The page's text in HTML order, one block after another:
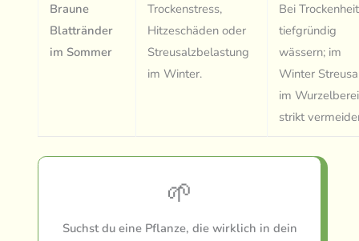
Braune
Blattränder
im Sommer
Trockenstress,
Hitzeschäden oder
Streusalzbelastung
im Winter.
Bei Trockenheit
tiefgründig
wässern; im
Winter
im
strikt
🌱
Suchst du eine Pflanze, die wirklich in dein